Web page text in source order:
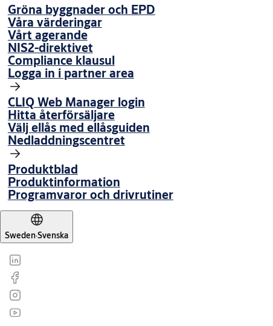
Gröna byggnader och EPD
Våra värderingar
Vårt agerande
NIS2-direktivet
Compliance klausul
Logga in i partner area
CLIQ Web Manager login
Hitta återförsäljare
Välj ellås med ellåsguiden
Nedladdningscentret
Produktblad
Produktinformation
Programvaror och drivrutiner
Sweden·Svenska